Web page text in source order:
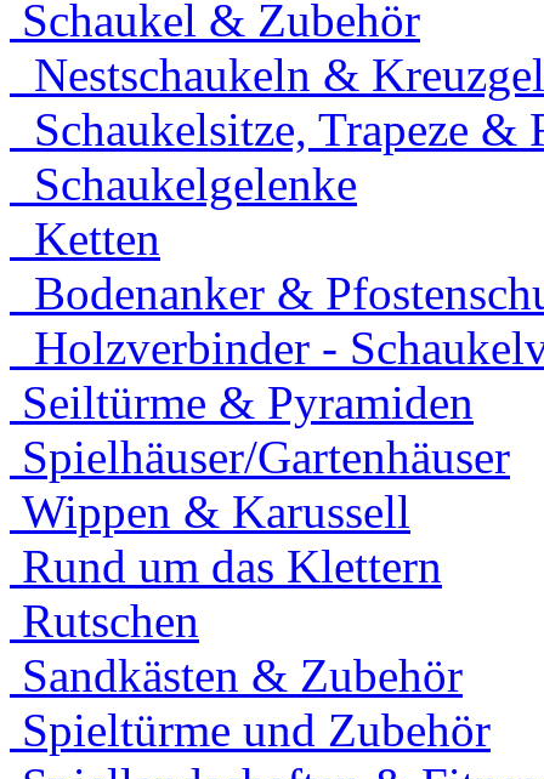
Schaukel & Zubehör
Nestschaukeln &
Schaukelsitze, Trapeze &
Schaukelgelenke
Ketten
Bodenanker &
Holzverbinder -
Seiltürme & Pyramiden
Spielhäuser/Gartenhäuser
Wippen & Karussell
Rund um das Klettern
Rutschen
Sandkästen & Zubehör
Spieltürme und Zubehör